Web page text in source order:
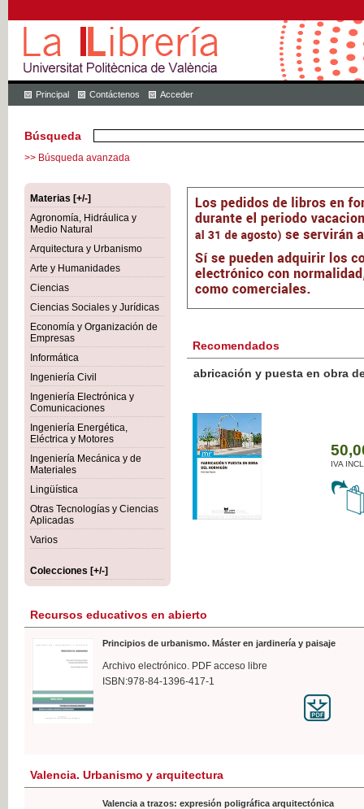
Principal Contáctenos Acceder
Búsqueda
>> Búsqueda avanzada
Materias [+/-]
Agronomía, Hidráulica y
Medio Natural
Arquitectura y Urbanismo
Arte y Humanidades
Ciencias
Ciencias Sociales y Jurídicas
Economía y Organización de
Empresas
Informática
Ingeniería Civil
Ingeniería Electrónica y
Comunicaciones
Ingeniería Energética,
Eléctrica y Motores
Ingeniería Mecánica y de
Materiales
Lingüística
Otras Tecnologías y Ciencias
Aplicadas
Varios
Colecciones [+/-]
Recomendados
Botánica Agroalimentaria
IVA
Recursos educativos en abierto
Principios de urbanismo. Máster en jardinería y paisaje
Archivo electrónico. PDF acceso libre
ISBN:978-84-1396-417-1
Valencia. Urbanismo y arquitectura
Valencia a trazos: expresión poligráfica arquitectónica